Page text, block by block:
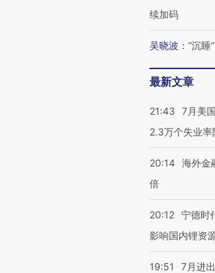
续加码
吴晓波 ： “沉睡
最新文章
21:43
7月美
2.3万个失业率
20:14 海外金
倍
20:12 宁德时
影响国内锂资
19:51
7月进